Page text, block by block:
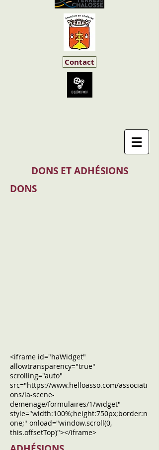
Contact
DONS ET ADHÉSIONS
DONS
<iframe id="haWidget"
allowtransparency="true"
scrolling="auto"
src="https://www.helloasso.com/associati
ons/la-scene-
demenage/formulaires/1/widget"
style="width:100%;height:750px;border:n
one;" onload="window.scroll(0,
this.offsetTop)"></iframe>